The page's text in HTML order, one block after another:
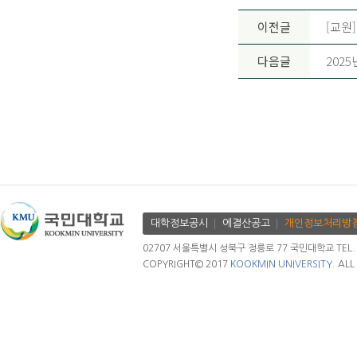
이전글 [교원
다음글 2025
대학정보공시 에결산공고 개인정보처리방
02707 서울특별시 성북구 정릉로 77 국민대학교
COPYRIGHT© 2017 KOOKMIN UNIVERSITY. ALL